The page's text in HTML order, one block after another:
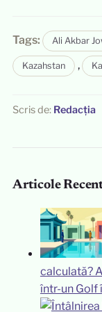
Tags: Ali Akbar
Kazahstan ,
Scris de: Redacția
Articole
calculată?
într-un Golf